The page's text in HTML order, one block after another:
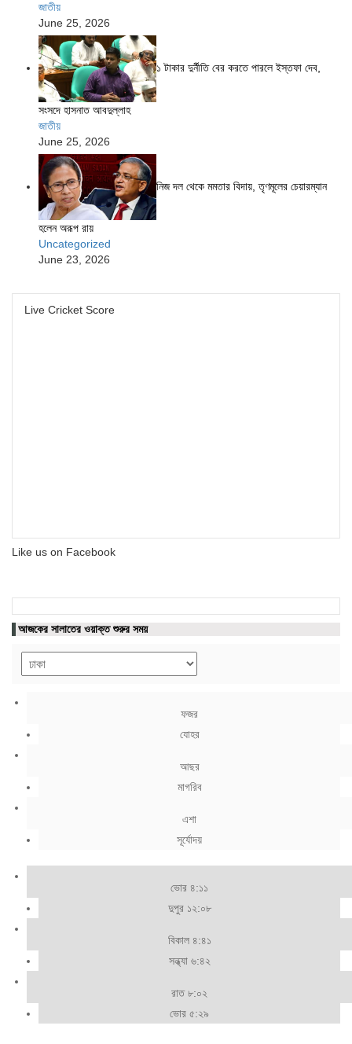
জাতীয়
June 25, 2026
১ টাকার দুর্নীতি বের করতে পারলে ইস্তফা দেব,
সংসদে হাসনাত আবদুল্লাহ
জাতীয়
June 25, 2026
নিজ দল থেকে মমতার বিদায়, তৃণমূলের চেয়ারম্যান
হলেন অরূপ রায়
Uncategorized
June 23, 2026
Live Cricket Score
Like us on Facebook
আজকের সালাতের ওয়াক্ত শুরুর সময়
ফজর
যোহর
আছর
মাগরিব
এশা
সূর্যোদয়
ভোর ৪:১১
দুপুর ১২:০৮
বিকাল ৪:৪১
সন্ধ্যা ৬:৪২
রাত ৮:০২
ভোর ৫:২৯